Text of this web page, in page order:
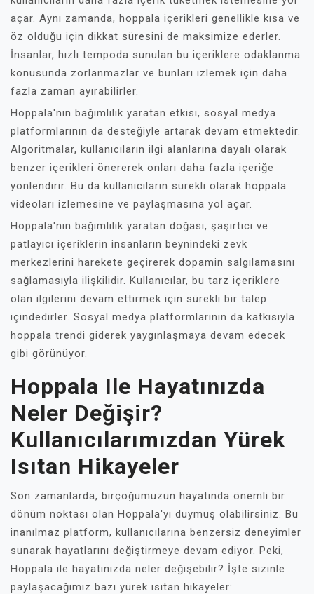
açar. Aynı zamanda, hoppala içerikleri genellikle kısa ve
öz olduğu için dikkat süresini de maksimize ederler.
İnsanlar, hızlı tempoda sunulan bu içeriklere odaklanma
konusunda zorlanmazlar ve bunları izlemek için daha
fazla zaman ayırabilirler.
Hoppala'nın bağımlılık yaratan etkisi, sosyal medya
platformlarının da desteğiyle artarak devam etmektedir.
Algoritmalar, kullanıcıların ilgi alanlarına dayalı olarak
benzer içerikleri önererek onları daha fazla içeriğe
yönlendirir. Bu da kullanıcıların sürekli olarak hoppala
videoları izlemesine ve paylaşmasına yol açar.
Hoppala'nın bağımlılık yaratan doğası, şaşırtıcı ve
patlayıcı içeriklerin insanların beynindeki zevk
merkezlerini harekete geçirerek dopamin salgılamasını
sağlamasıyla ilişkilidir. Kullanıcılar, bu tarz içeriklere
olan ilgilerini devam ettirmek için sürekli bir talep
içindedirler. Sosyal medya platformlarının da katkısıyla
hoppala trendi giderek yaygınlaşmaya devam edecek
gibi görünüyor.
Hoppala Ile Hayatınızda
Neler Değişir?
Kullanıcılarımızdan Yürek
Isıtan Hikayeler
Son zamanlarda, birçoğumuzun hayatında önemli bir
dönüm noktası olan Hoppala'yı duymuş olabilirsiniz. Bu
inanılmaz platform, kullanıcılarına benzersiz deneyimler
sunarak hayatlarını değiştirmeye devam ediyor. Peki,
Hoppala ile hayatınızda neler değişebilir? İşte sizinle
paylaşacağımız bazı yürek ısıtan hikayeler: